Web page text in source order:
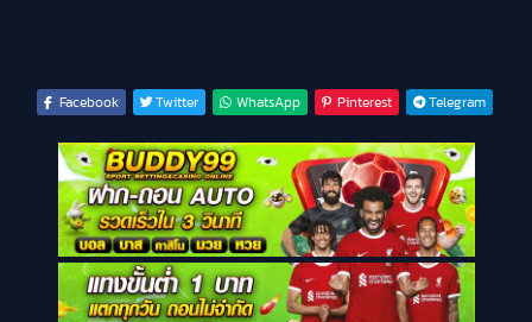
Facebook Twitter WhatsApp Pinterest Telegram